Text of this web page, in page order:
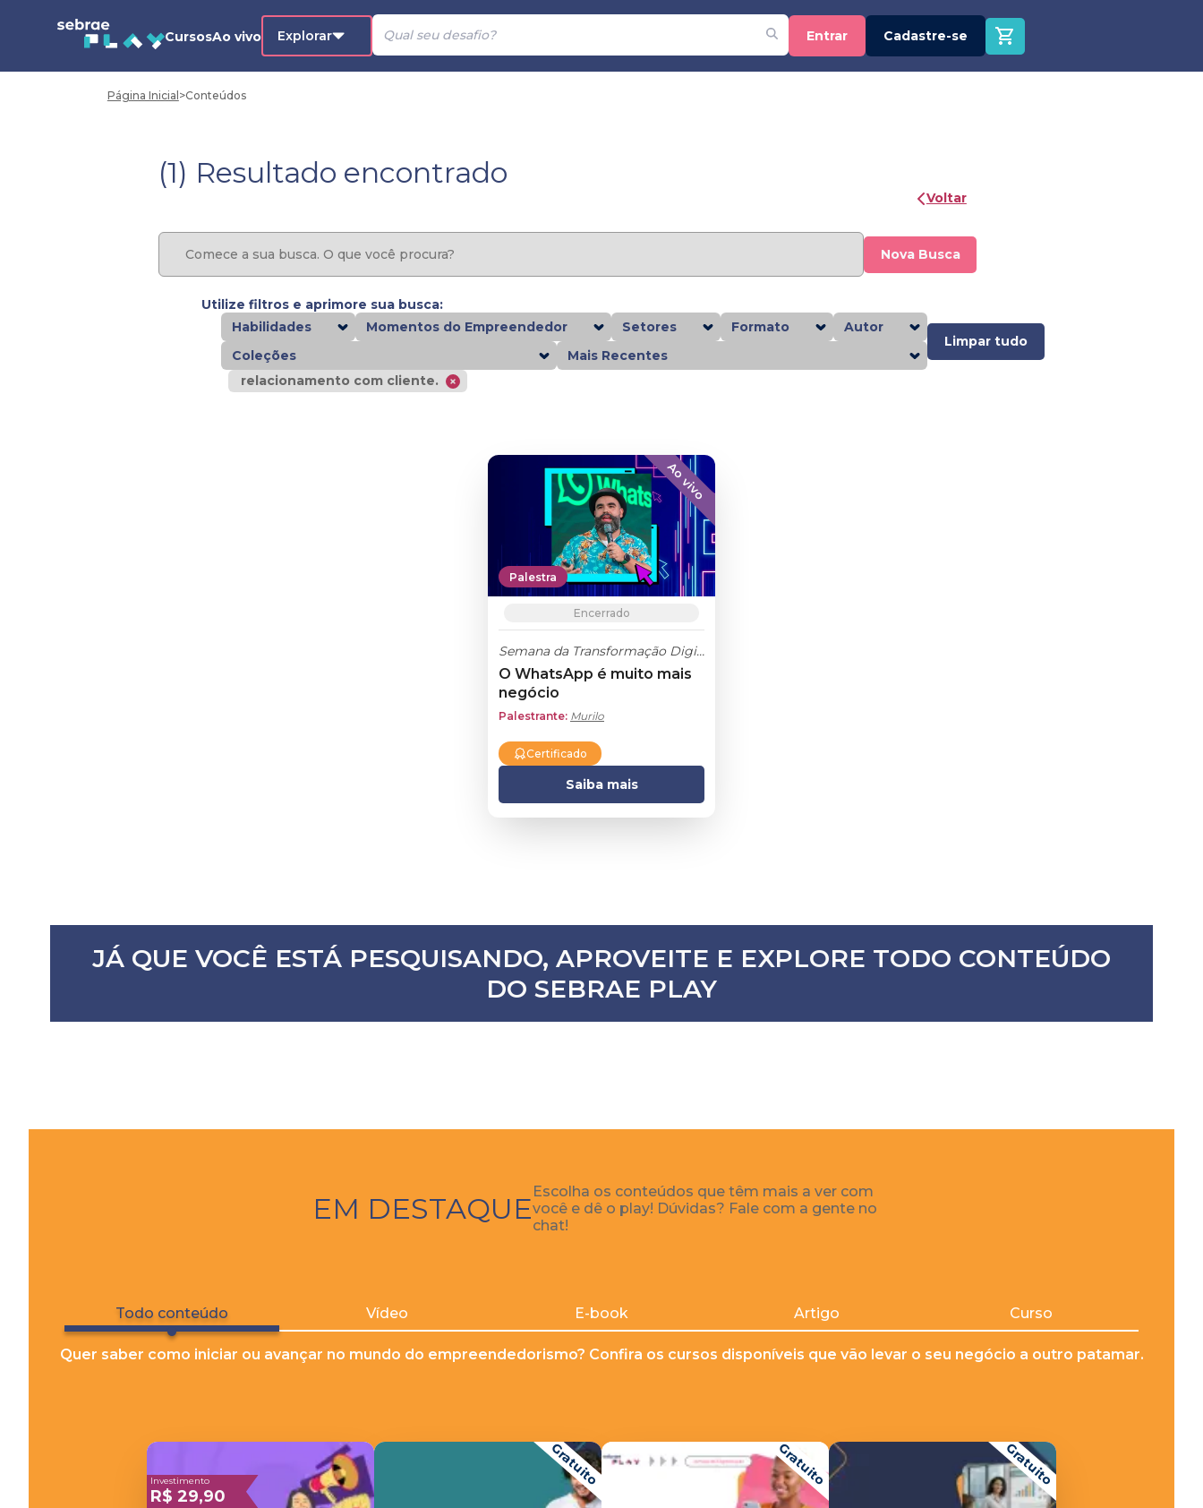
CursosAo vivo Explorar Entrar Cadastre-se
Página Inicial >Conteúdos
(1) Resultado encontrado
Voltar
Nova Busca
Utilize filtros e aprimore sua busca:
Habilidades
Momentos do Empreendedor Setores Formato
Autor
Coleções
Mais Recentes
Limpar tudo
relacionamento com cliente.
Ao vivo
Palestra
Encerrado
Semana da Transformação Digital
O WhatsApp é muito mais
negócio
Palestrante: Murilo
Certificado
Saiba mais
JÁ QUE VOCÊ ESTÁ PESQUISANDO, APROVEITE E EXPLORE TODO CONTEÚDO
DO SEBRAE PLAY
EM DESTAQUE Escolha os conteúdos que têm mais a ver com
você e dê o play! Dúvidas? Fale com a gente no
chat!
Todo conteúdo Vídeo E-book Artigo Curso
Quer saber como iniciar ou avançar no mundo do empreendedorismo? Confira os cursos disponíveis que vão levar o seu negócio a outro patamar.
Investimento
R$ 29,90
Gratuito Gratuito Gratuito